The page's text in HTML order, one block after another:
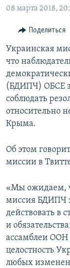
Вернутся
поиску
ИНТЕРАКТИВ
ИНФОГРАФИКА
ТЕЛЕПРОЕКТ
ПРОПАВШИЕ БЕЗ
ПОБЕДИТЕЛЕЙ НЕ
УКРАИНСКАЯ
РАДІО СВОБОДА
КАК ОБОЙТИ
Українською
Qırımtatar
08 марта 2018,
Поделиться
Украинская
что
(БДИПЧ) ОБСЕ
соблюдать
относительно
Крыма.
Об этом
миссии в
«Мы ожидаем,
миссия БДИПЧ
действовать в
и
ассамблеи ООН
целостность
любых